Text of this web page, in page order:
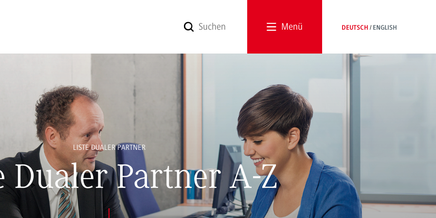
Menü DEUTSCH ENGLISH
LISTE DUALER PARTNER
Dualer Partner A-Z